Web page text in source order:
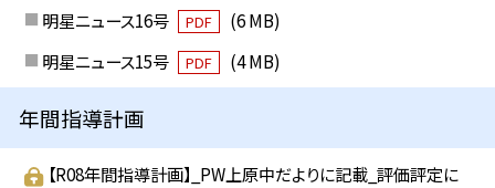
明星ニュース16号 PDF
(6 MB)
明星ニュース15号
PDF (4 MB)
年間指導計画
【R08年間指導計画】_PW上原中だよりに記載_評価評定に